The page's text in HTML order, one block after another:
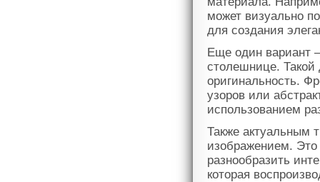
может визуально
для создания
Еще один вариант
столешнице. Такой
оригинальность.
узоров или
использованием
Также актуальным
изображением. Это
разнообразить
которая